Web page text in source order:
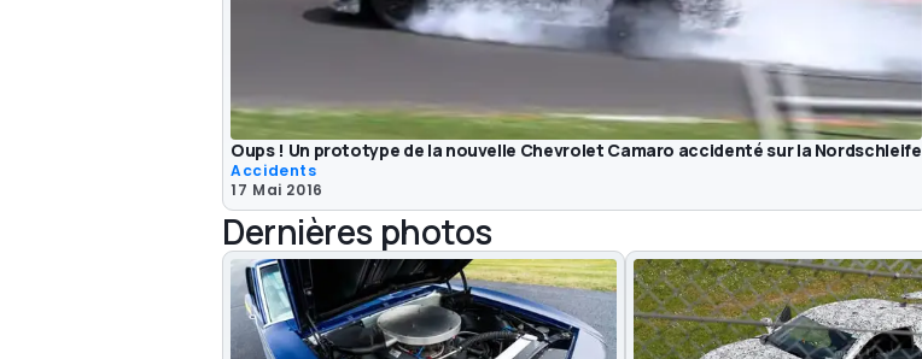
Oups ! Un prototype de la nouvelle Chevrolet Camaro accidenté sur la Nordschleife
Accidents
17 Mai 2016
Dernières photos